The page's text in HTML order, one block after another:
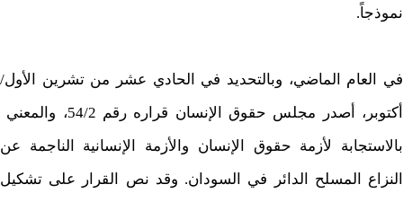
نموذجاً.
في العام الماضي، وبالتحديد في الحادي عشر من تشرين الأول/
أكتوبر، أصدر مجلس حقوق الإنسان قراره رقم 54/2، والمعني
بالاستجابة لأزمة حقوق الإنسان والأزمة الإنسانية الناجمة عن
النزاع المسلح الدائر في السودان. وقد نص القرار على تشكيل